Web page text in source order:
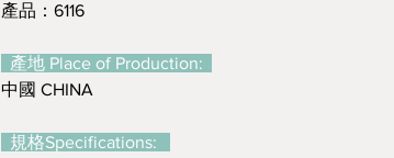
產品：6116
產地 Place of Production:
中國 CHINA
規格Specifications: